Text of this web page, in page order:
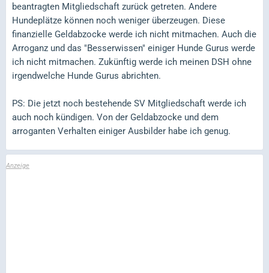
beantragten Mitgliedschaft zurück getreten. Andere
Hundeplätze können noch weniger überzeugen. Diese
finanzielle Geldabzocke werde ich nicht mitmachen. Auch die
Arroganz und das "Besserwissen" einiger Hunde Gurus werde
ich nicht mitmachen. Zukünftig werde ich meinen DSH ohne
irgendwelche Hunde Gurus abrichten.
PS: Die jetzt noch bestehende SV Mitgliedschaft werde ich
auch noch kündigen. Von der Geldabzocke und dem
arroganten Verhalten einiger Ausbilder habe ich genug.